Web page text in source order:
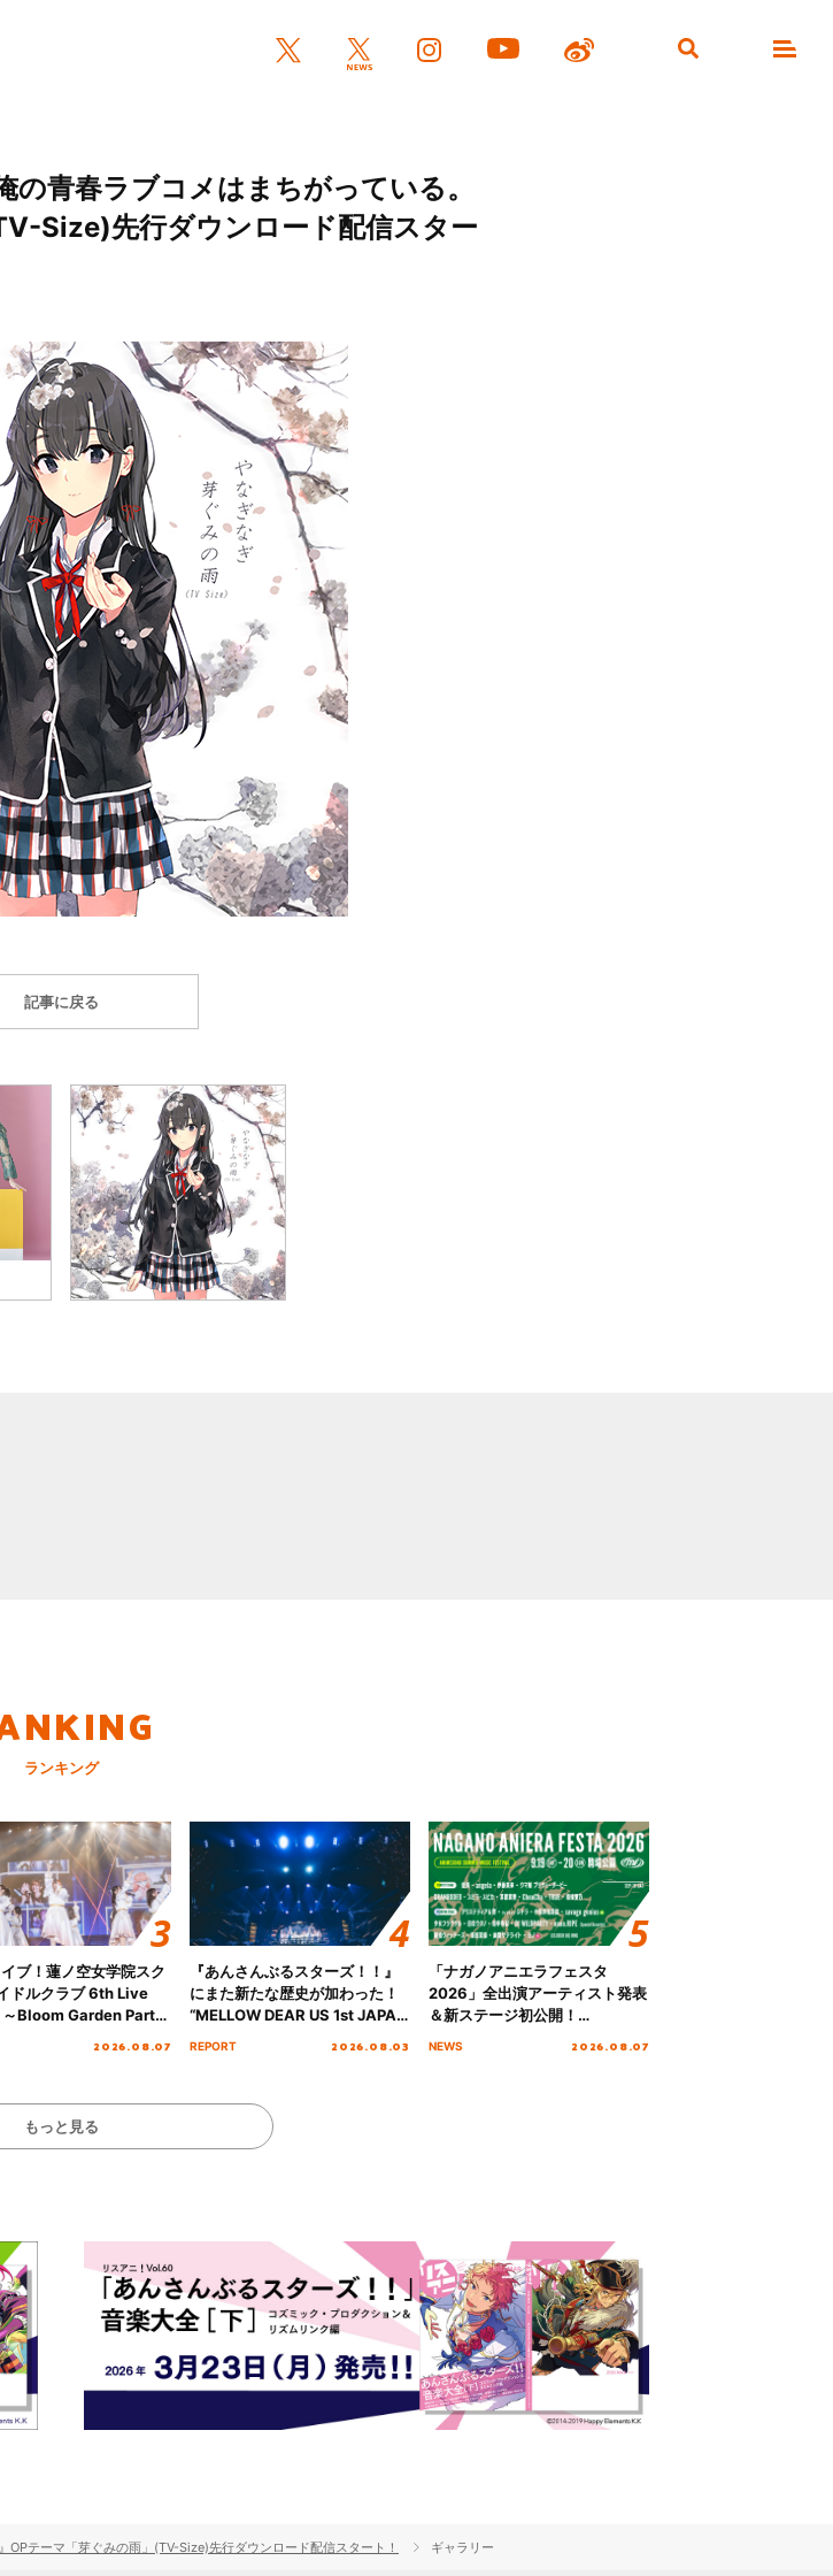
青春ラブコメはまちがっている。
Size)先行ダウンロード配信スター
記事に戻る
ランキング
ブ！蓮ノ空女学院スク
ドルクラブ 6th Live
Bloom Garden Party
2026.08.07
『あんさんぶるスターズ！！』
にまた新たな歴史が加わった！
“MELLOW DEAR US 1st JAPAN
REPORT 2026.08.03
「ナガノアニエラフェスタ
2026」全出演アーティスト発表
＆新ステージ初公開！
NEWS 2026.08.07
もっと見る
テーマ「芽ぐみの雨」(TV-Size)先行ダウンロード配信スタート！ ギャラリー